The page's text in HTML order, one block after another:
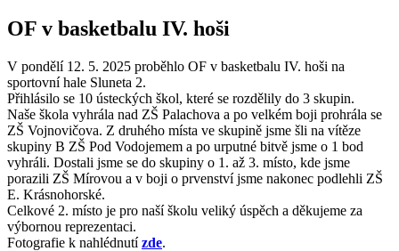
OF v basketbalu IV. hoši
V pondělí 12. 5. 2025 proběhlo OF v basketbalu IV. hoši na
sportovní hale Sluneta 2.
Přihlásilo se 10 ústeckých škol, které se rozdělily do 3 skupin.
Naše škola vyhrála nad ZŠ Palachova a po velkém boji prohrála se
ZŠ Vojnovičova. Z druhého místa ve skupině jsme šli na vítěze
skupiny B ZŠ Pod Vodojemem a po urputné bitvě jsme o 1 bod
vyhráli. Dostali jsme se do skupiny o 1. až 3. místo, kde jsme
porazili ZŠ Mírovou a v boji o prvenství jsme nakonec podlehli ZŠ
E. Krásnohorské.
Celkové 2. místo je pro naší školu veliký úspěch a děkujeme za
výbornou reprezentaci.
Fotografie k nahlédnutízde.